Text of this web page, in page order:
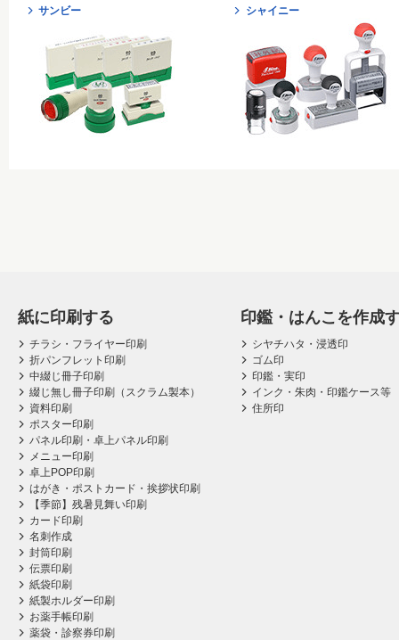
サンビー シャイニー
紙に印刷する
チラシ・フライヤー印刷
折パンフレット印刷
中綴じ冊子印刷
綴じ無し冊子印刷（スクラム製本）
資料印刷
ポスター印刷
パネル印刷・卓上パネル印刷
メニュー印刷
卓上POP印刷
はがき・ポストカード・挨拶状印刷
【季節】残暑見舞い印刷
カード印刷
名刺作成
封筒印刷
伝票印刷
紙袋印刷
紙製ホルダー印刷
お薬手帳印刷
薬袋・診察券印刷
印鑑・はんこを作成
シヤチハタ・浸透印
ゴム印
印鑑・実印
インク・朱肉・印鑑ケース等
住所印